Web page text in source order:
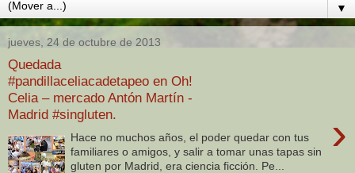
▼
jueves, 24 de octubre de 2013
Quedada
#pandillaceliacadetapeo en Oh!
Celia – mercado Antón Martín -
Madrid #singluten.
›
Hace no muchos años, el poder quedar con tus
familiares o amigos, y salir a tomar unas tapas sin
gluten por Madrid, era ciencia ficción. Pe...